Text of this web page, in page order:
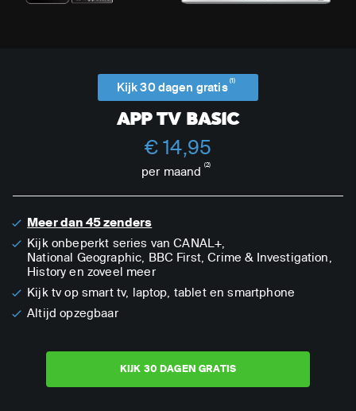
Kijk 30 dagen gratis(1)
APP TV BASIC
€ 14,95
per maand(2)
Meer dan 45 zenders
Kijk onbeperkt series van CANAL+,
National Geographic, BBC First, Crime & Investigation,
History en zoveel meer
Kijk tv op smart tv, laptop, tablet en smartphone
Altijd opzegbaar
KIJK 30 DAGEN GRATIS